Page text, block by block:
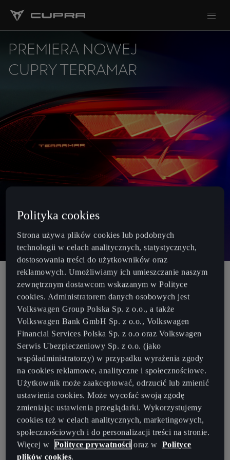
PREMIERA NOWEJ
CUPRY TERRAMAR
Oficjalna prezentacja nowej CUPRY Terramar podczas
37 edycji Pucharu Ameryki
Nowa CUPRA Terramar to sportowy i drapieżny SUV.
Nazwa tego modelu jest wyrazem hołdu dla słynnego
toru wyścigowego Terramar.
CUPRA Terramar została zaprojektowana zgodnie z
nowym podejściem do designu marki. To samochód o
śmiałym, wyrazistym wyglądzie.
22 sierpnia zegar znajdujący się na instalacji CUPRA
Cube wybił godzinę rozpoczęcia 37 edycji Pucharu
Ameryki Louis Vuitton w Barcelonie. Tym samym,
jeszcze przed światową premierą CUPRY Terramar,
ujawnione zostały pierwsze szczegóły o
Polityka cookies
Strona używa plików cookies lub podobnych
technologii w celach analitycznych, statystycznych,
dostosowania treści do użytkowników oraz
reklamowych. Umożliwiamy ich umieszczanie naszym
zewnętrznym dostawcom wskazanym w Polityce
cookies. Administratorem danych osobowych jest
Volkswagen Group Polska Sp. z o.o., a także
Volkswagen Bank GmbH Sp. z o.o., Volkswagen
Financial Services Polska Sp. z o.o oraz Volkswagen
Serwis Ubezpieczeniowy Sp. z o.o. (jako
współadministratorzy) w przypadku wyrażenia zgody
na cookies reklamowe, analityczne i społecznościowe.
Użytkownik może zaakceptować, odrzucić lub zmienić
ustawienia cookies. Może wycofać swoją zgodę
zmieniając ustawienia przeglądarki. Wykorzystujemy
cookies też w celach analitycznych, marketingowych,
społecznościowych i do personalizacji treści na stronie.
Więcej w Polityce prywatności oraz w Polityce
plików cookies.